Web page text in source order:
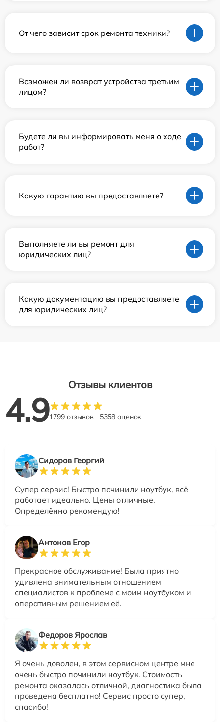
От чего зависит срок ремонта техники?
Возможен ли возврат устройства третьим
лицом?
Будете ли вы информировать меня о ходе
работ?
Какую гарантию вы предоставляете?
Выполняете ли вы ремонт для
юридических лиц?
Какую документацию вы предоставляете
для юридических лиц?
Отзывы клиентов
4.91799 отзывов 5358 оценок
Сидоров Георгий
Супер сервис! Быстро починили ноутбук, всё
работает идеально. Цены отличные.
Определённо рекомендую!
Антонов Егор
Прекрасное обслуживание! Была приятно
удивлена внимательным отношением
специалистов к проблеме с моим ноутбуком и
оперативным решением её.
Федоров Ярослав
Я очень доволен, в этом сервисном центре мне
очень быстро починили ноутбук. Стоимость
ремонта оказалась отличной, диагностика была
проведена бесплатно! Сервис просто супер,
спасибо!